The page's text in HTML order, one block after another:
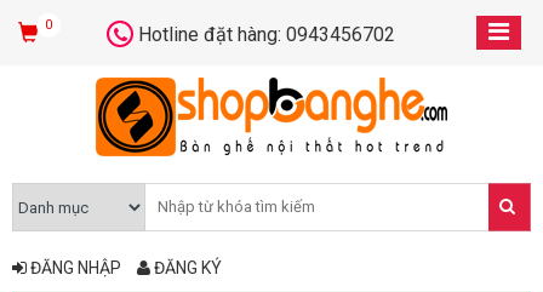
0 Hotline đặt hàng: 0943456702
ĐĂNG NHẬP ĐĂNG KÝ